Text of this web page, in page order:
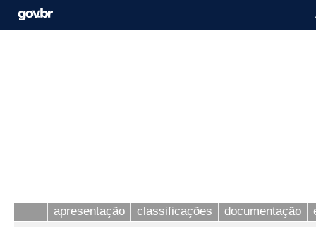
apresentação classificações documentação